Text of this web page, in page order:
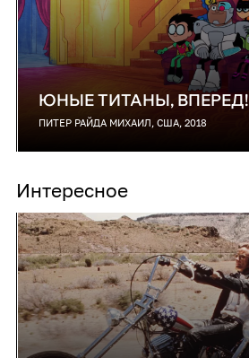
ЮНЫЕ ТИТАНЫ, ВПЕРЕД!
ПИТЕР РАЙДА МИХАИЛ, США, 2018
Интересное